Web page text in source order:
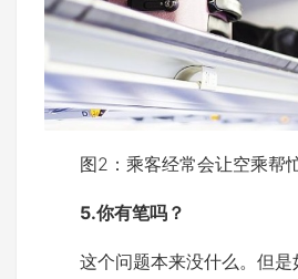
图2：乘客经常会让空乘帮忙
5.你有笔吗？
这个问题本来没什么。但是